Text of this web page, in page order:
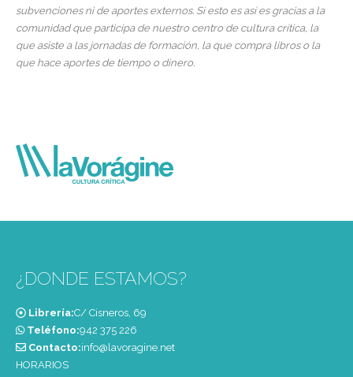
subvenciones ni de aportes externos. Si esto es así es gracias a la
comunidad que participa de nuestro centro de cultura crítica, la
que asiste a las jornadas de formación, la que compra libros o la
que hace aportes de tiempo o dinero.
¿DONDE ESTAMOS?
Librería:C/ Cisneros, 69
Teléfono:‭942 375 226‬
Contacto:info@lavoragine.net
HORARIOS